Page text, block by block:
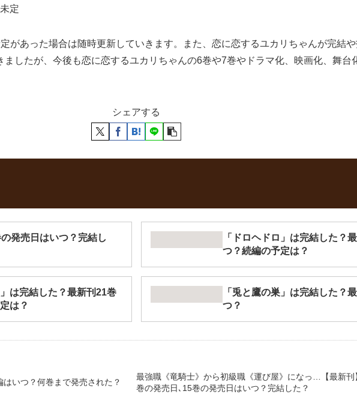
定
があった場合は随時更新していきます。また、恋に恋するユカリちゃんが完結
したが、今後も恋に恋するユカリちゃんの6巻や7巻やドラマ化、映画化、舞台
シェアする
発売日はいつ？完結し
「ドロヘドロ」は完結した？
つ？続編の予定は？
は完結した？最新刊21巻
は？
「兎と鷹の巣」は完結した？
つ？
いつ？何巻まで発売された？
最強職《竜騎士》から初級職《運び屋》になっ…【最新刊
巻の発売日､15巻の発売日はいつ？完結した？